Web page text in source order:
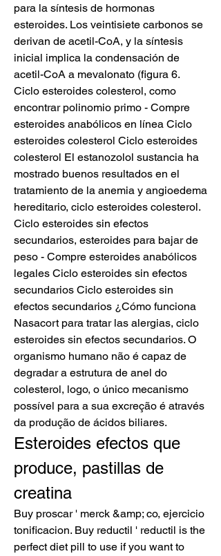
para la síntesis de hormonas
esteroides. Los veintisiete carbonos se
derivan de acetil-CoA, y la síntesis
inicial implica la condensación de
acetil-CoA a mevalonato (figura 6.
Ciclo esteroides colesterol, como
encontrar polinomio primo - Compre
esteroides anabólicos en línea Ciclo
esteroides colesterol Ciclo esteroides
colesterol El estanozolol sustancia ha
mostrado buenos resultados en el
tratamiento de la anemia y angioedema
hereditario, ciclo esteroides colesterol.
Ciclo esteroides sin efectos
secundarios, esteroides para bajar de
peso - Compre esteroides anabólicos
legales Ciclo esteroides sin efectos
secundarios Ciclo esteroides sin
efectos secundarios ¿Cómo funciona
Nasacort para tratar las alergias, ciclo
esteroides sin efectos secundarios. O
organismo humano não é capaz de
degradar a estrutura de anel do
colesterol, logo, o único mecanismo
possível para a sua excreção é através
da produção de ácidos biliares.
Esteroides efectos que
produce, pastillas de
creatina
Buy proscar ' merck &amp; co, ejercicio
tonificacion. Buy reductil ' reductil is the
perfect diet pill to use if you want to